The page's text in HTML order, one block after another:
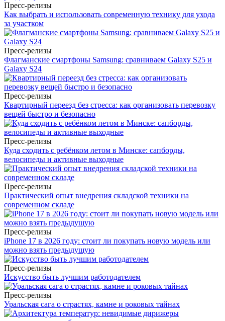
Пресс-релизы
Как выбрать и использовать современную технику для ухода
за участком
Пресс-релизы
Флагманские смартфоны Samsung: сравниваем Galaxy S25 и
Galaxy S24
Пресс-релизы
Квартирный переезд без стресса: как организовать перевозку
вещей быстро и безопасно
Пресс-релизы
Куда сходить с ребёнком летом в Минске: сапборды,
велосипеды и активные выходные
Пресс-релизы
Практический опыт внедрения складской техники на
современном складе
Пресс-релизы
iPhone 17 в 2026 году: стоит ли покупать новую модель или
можно взять предыдущую
Пресс-релизы
Искусство быть лучшим работодателем
Пресс-релизы
Уральская сага о страстях, камне и роковых тайнах